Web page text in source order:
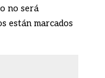
no será
están marcados